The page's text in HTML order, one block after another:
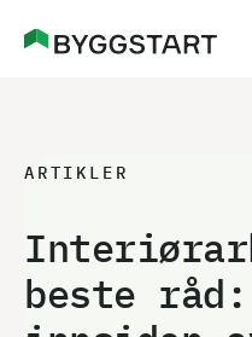
ARTIKLER
beste